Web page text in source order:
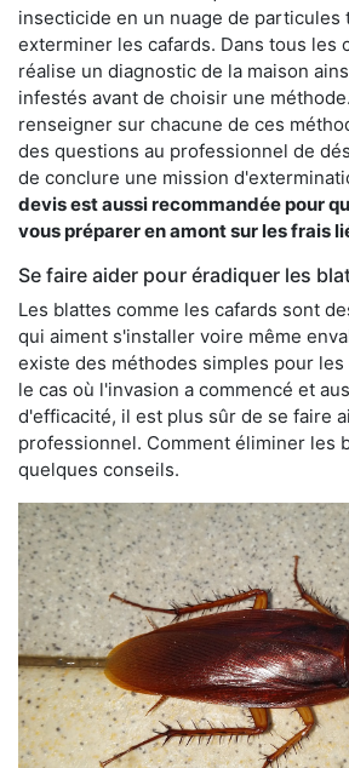
insecticide en un nuage de particules
exterminer les cafards. Dans tous les
réalise un diagnostic de la maison
infestés avant de choisir une
renseigner sur chacune de ces
des questions au professionnel de
de conclure une mission
devis est aussi recommandée pour
vous préparer en amont sur les frais
Se faire aider pour éradiquer les
Les blattes comme les cafards sont
qui aiment s'installer voire même
existe des méthodes simples pour
le cas où l'invasion a commencé et
d'efficacité, il est plus sûr de se faire
professionnel. Comment éliminer les
quelques conseils.